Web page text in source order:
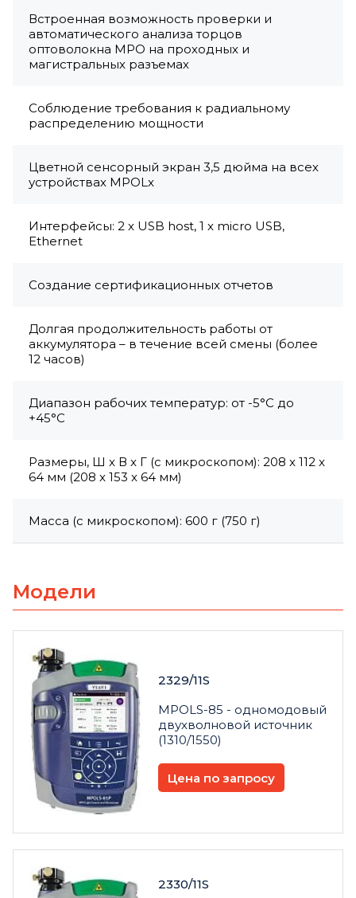
Встроенная возможность проверки и
автоматического анализа торцов
оптоволокна МРО на проходных и
магистральных разъемах
Соблюдение требования к радиальному
распределению мощности
Цветной сенсорный экран 3,5 дюйма на всех
устройствах MPOLx
Интерфейсы: 2 x USB host, 1 x micro USB,
Ethernet
Создание сертификационных отчетов
Долгая продолжительность работы от
аккумулятора – в течение всей смены (более
12 часов)
Диапазон рабочих температур: от -5°C до
+45°C
Размеры, Ш x В x Г (с микроскопом): 208 x 112 x
64 мм (208 x 153 x 64 мм)
Масса (с микроскопом): 600 г (750 г)
Модели
2329/11S
MPOLS-85 - одномодовый
двухволновой источник
(1310/1550)
Цена по запросу
2330/11S